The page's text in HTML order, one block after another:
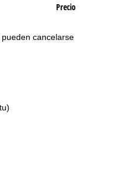
Precio
cancelarse